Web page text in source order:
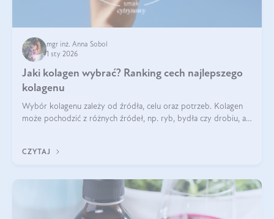
mgr inż. Anna Sobol
1 sty 2026
Jaki kolagen wybrać? Ranking cech najlepszego
kolagenu
Wybór kolagenu zależy od źródła, celu oraz potrzeb. Kolagen
może pochodzić z różnych źródeł, np. ryb, bydła czy drobiu, a
bydlęcy.
CZYTAJ